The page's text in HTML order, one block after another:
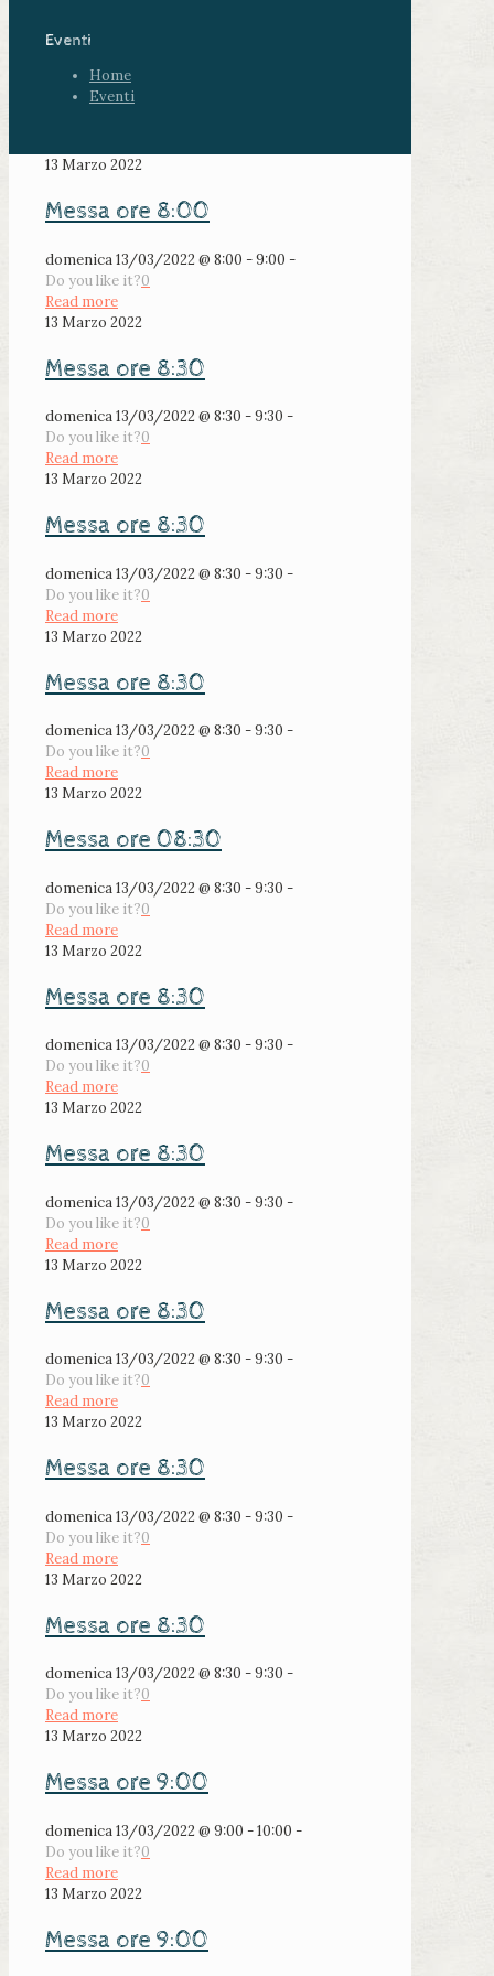
Eventi
Home
Eventi
13 Marzo 2022
Messa ore 8:00
domenica 13/03/2022 @ 8:00 - 9:00 -
Do you like it?0
Read more
13 Marzo 2022
Messa ore 8:30
domenica 13/03/2022 @ 8:30 - 9:30 -
Do you like it?0
Read more
13 Marzo 2022
Messa ore 8:30
domenica 13/03/2022 @ 8:30 - 9:30 -
Do you like it?0
Read more
13 Marzo 2022
Messa ore 8:30
domenica 13/03/2022 @ 8:30 - 9:30 -
Do you like it?0
Read more
13 Marzo 2022
Messa ore 08:30
domenica 13/03/2022 @ 8:30 - 9:30 -
Do you like it?0
Read more
13 Marzo 2022
Messa ore 8:30
domenica 13/03/2022 @ 8:30 - 9:30 -
Do you like it?0
Read more
13 Marzo 2022
Messa ore 8:30
domenica 13/03/2022 @ 8:30 - 9:30 -
Do you like it?0
Read more
13 Marzo 2022
Messa ore 8:30
domenica 13/03/2022 @ 8:30 - 9:30 -
Do you like it?0
Read more
13 Marzo 2022
Messa ore 8:30
domenica 13/03/2022 @ 8:30 - 9:30 -
Do you like it?0
Read more
13 Marzo 2022
Messa ore 8:30
domenica 13/03/2022 @ 8:30 - 9:30 -
Do you like it?0
Read more
13 Marzo 2022
Messa ore 9:00
domenica 13/03/2022 @ 9:00 - 10:00 -
Do you like it?0
Read more
13 Marzo 2022
Messa ore 9:00